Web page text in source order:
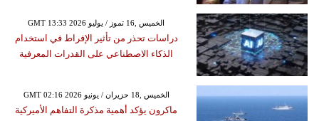
GMT 13:33 2026 الخميس ,16 تموز / يوليو
دراسات تحذر من تأثير الإفراط في استخدام
الذكاء الاصطناعي على القدرات المعرفية
GMT 02:16 2026 الخميس ,18 حزيران / يونيو
ماكرون يؤكد أهمية مذكرة التفاهم الأميركية